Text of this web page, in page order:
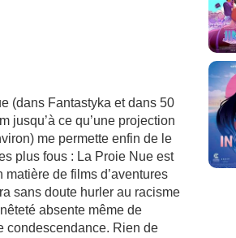
(dans Fantastyka et dans 50
jusqu’à ce qu’une projection
me permette enfin de le
plus fous : La Proie Nue est
de films d’aventures
sans doute hurler au racisme
absente même de
condescendance. Rien de